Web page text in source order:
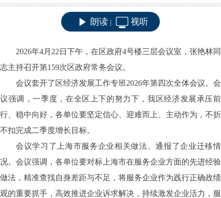
朗读 视听
2026年4月 22 日下午，在区政府4号楼三层会议室，张艳林同
志主持召开第159次区政府常务会议。
会议套开了区经济发展工作专班2026年第四次全体会议。 会
议强调，一季度，在全区上下的努力下，我区经济发展承压前
行、稳中向好，各单位要坚定信心、迎难而上、主动作为，不折
不扣完成二季度增长目标。
会议学习了上海市服务企业相关做法、通报了企业迁移情
况。 会议强调，各单位要对标上海市在服务企业方面的先进经验
做法，精准查找自身差距与不足，将服务企业作为践行正确政绩
观的重要抓手，高效推进企业诉求解决，持续激发企业活力，服